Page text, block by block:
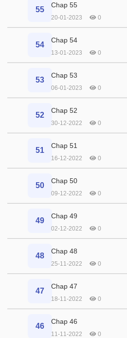
55
Chap 55
20-01-2023 0
54
Chap 54
13-01-2023 0
53
Chap 53
06-01-2023 0
52
Chap 52
30-12-2022 0
51
Chap 51
16-12-2022 0
50
Chap 50
09-12-2022 0
49
Chap 49
02-12-2022 0
48
Chap 48
25-11-2022 0
47
Chap 47
18-11-2022 0
46
Chap 46
11-11-2022 0